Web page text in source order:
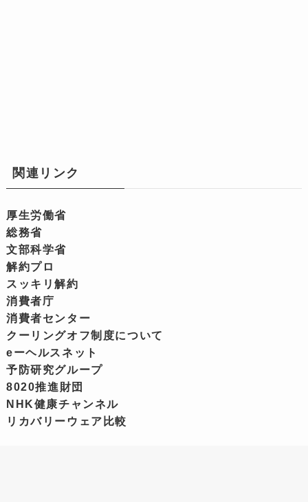
関連リンク
厚生労働省
総務省
文部科学省
解約プロ
スッキリ解約
消費者庁
消費者センター
クーリングオフ制度について
eーヘルスネット
予防研究グループ
8020推進財団
NHK健康チャンネル
リカバリーウェア比較